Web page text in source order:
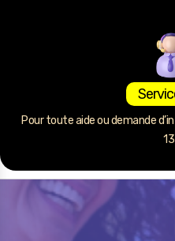
Pour toute aide ou demande